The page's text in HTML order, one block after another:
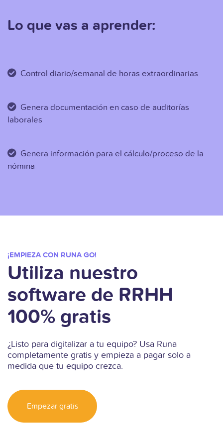
Lo que vas a aprender:
Control diario/semanal de horas extraordinarias
Genera documentación en caso de auditorías
laborales
Genera información para el cálculo/proceso de la
nómina
¡EMPIEZA CON RUNA GO!
Utiliza nuestro
software de RRHH
100% gratis
¿Listo para digitalizar a tu equipo? Usa Runa
completamente gratis y empieza a pagar solo a
medida que tu equipo crezca.
Empezar gratis